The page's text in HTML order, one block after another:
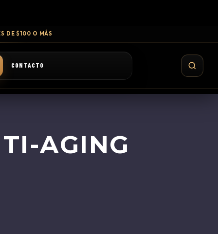
DE $100 O MÁS
CONTACTO
AGING